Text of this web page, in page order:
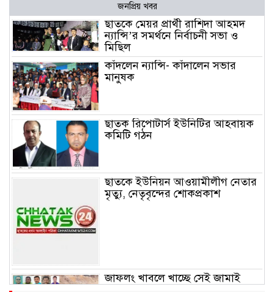
জনপ্রিয় খবর
ছাতকে মেয়র প্রার্থী রাশিদা আহমদ
ন্যান্সি’র সমর্থনে নির্বাচনী সভা ও
মিছিল
কাঁদলেন ন্যান্সি- কাঁদালেন সভার
মানুষক
ছাতক রিপোটার্স ইউনিটির আহবায়ক
কমিটি গঠন
ছাতকে ইউনিয়ন আওয়ামীলীগ নেতার
মৃত্যু, নেতৃবৃন্দের শোকপ্রকাশ
জাফলং খাবলে খাচ্ছে সেই জামাই